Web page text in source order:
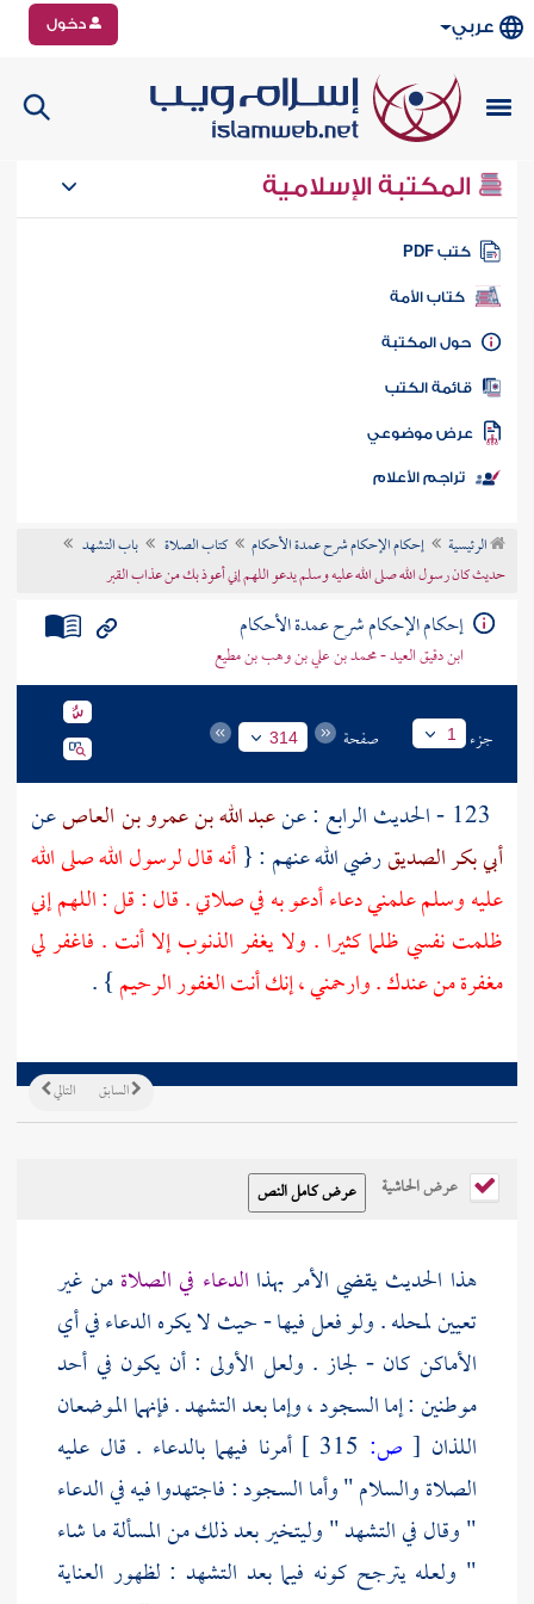
عربي دخول
المكتبة الإسلامية
كتب PDF
كتاب الأمة
المكتبة
الكتب
موضوعي
تراجم الأعلام
الرئيسية إحكام الإحكام شرح عمدة الأحكام كتاب الصلاة
باب التشهد
حديث كان رسول الله صلى الله عليه وسلم يدعو اللهم إني أعوذ بك من عذاب القبر
إحكام الإحكام شرح عمدة الأحكام
ابن دقيق العيد - محمد بن علي بن وهب بن مطيع
جزء 1 صفحة 314
عبد الله بن عمرو بن العاصعن
أبي بكر الصديقرضي الله عنهم : {أنه قال لرسول الله صلى الله
عليه وسلم علمني دعاء أدعو به في صلاتي . قال : قل : اللهم إني
ظلمت نفسي ظلما كثيرا . ولا يغفر الذنوب إلا أنت . فاغفر لي
مغفرة من عندك . وارحمني ، إنك أنت الغفور الرحيم} .
التالي السابق
عرض الحاشية
هذا الحديث يقضي الأمر بهذا الدعاء في الصلاةمن غير
تعيين لمحله . ولو فعل فيها - حيث لا يكره الدعاء في أي
الأماكن كان - لجاز . ولعل الأولى : أن يكون في أحد
موطنين : إما السجود ، وإما بعد التشهد . فإنهما الموضعان
اللذان [ ص:
أمرنا فيهما بالدعاء . قال عليه
الصلاة والسلام " وأما السجود : فاجتهدوا فيه في الدعاء
" وقال في التشهد " وليتخير بعد ذلك من المسألة ما شاء
" ولعله يترجح كونه فيما بعد التشهد : لظهور العناية